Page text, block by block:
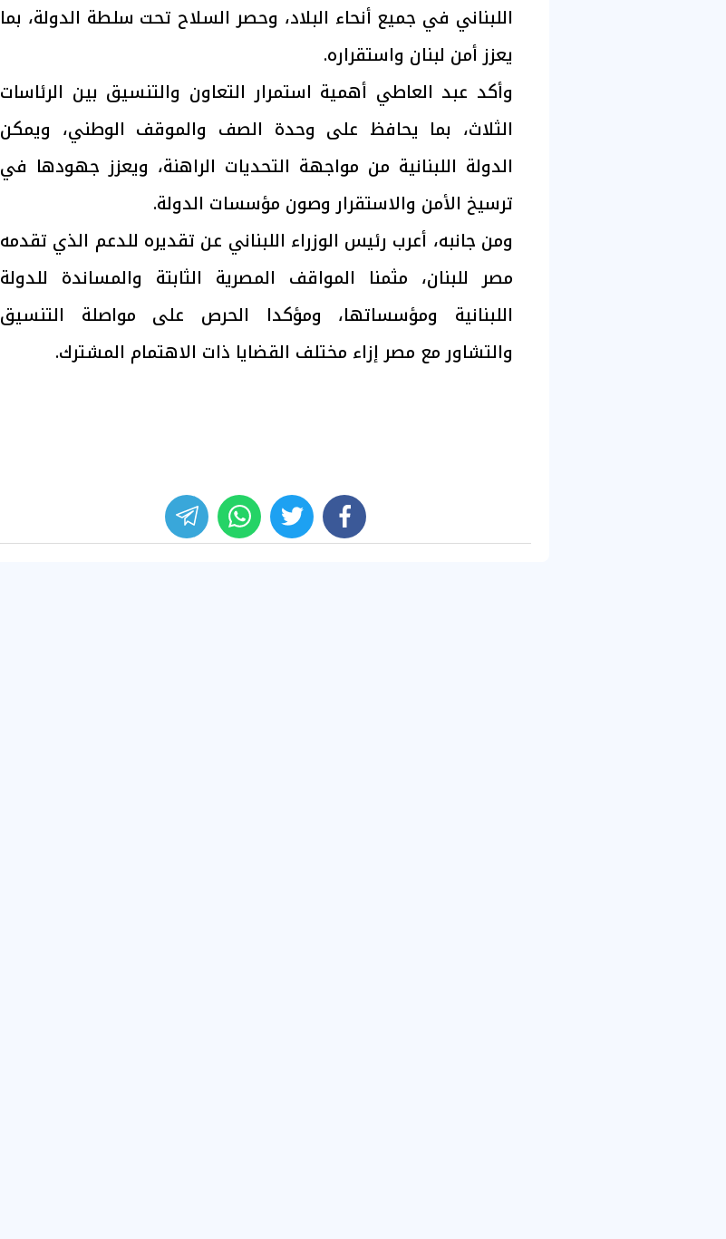
اللبناني في جميع أنحاء البلاد، وحصر السلاح تحت سلطة الدولة، بما
يعزز أمن لبنان واستقراره.
وأكد عبد العاطي أهمية استمرار التعاون والتنسيق بين الرئاسات
الثلاث، بما يحافظ على وحدة الصف والموقف الوطني، ويمكن
الدولة اللبنانية من مواجهة التحديات الراهنة، ويعزز جهودها في
ترسيخ الأمن والاستقرار وصون مؤسسات الدولة.
ومن جانبه، أعرب رئيس الوزراء اللبناني عن تقديره للدعم الذي تقدمه
مصر للبنان، مثمنا المواقف المصرية الثابتة والمساندة للدولة
اللبنانية ومؤسساتها، ومؤكدا الحرص على مواصلة التنسيق
والتشاور مع مصر إزاء مختلف القضايا ذات الاهتمام المشترك.